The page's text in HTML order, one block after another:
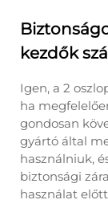
kezdők
Igen, a 2
ha
gondosan
gyártó által
használniuk,
biztonsági
használat